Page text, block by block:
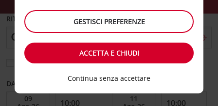
RITIRO DA
Scegli una località di riconsegna diversa
DAL GIORNO AL GIORNO
GESTISCI PREFERENZE
ACCETTA E CHIUDI
Continua senza accettare